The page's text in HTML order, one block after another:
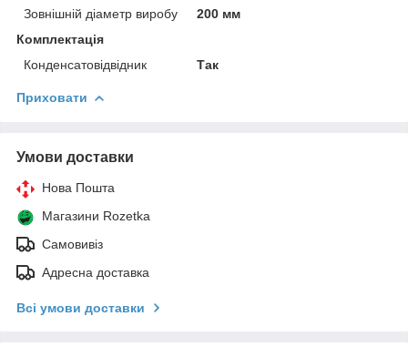
Зовнішній діаметр виробу
200 мм
Комплектація
Конденсатовідвідник
Так
Приховати
Умови доставки
Нова Пошта
Магазини Rozetka
Самовивіз
Адресна доставка
Всі умови доставки